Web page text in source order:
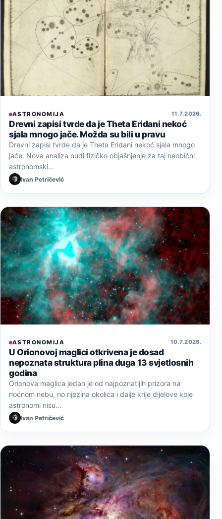
ASTRONOMIJA 11. 7. 2026.
Drevni zapisi tvrde da je Theta Eridani nekoć
sjala mnogo jače. Možda su bili u pravu
Drevni zapisi tvrde da je Theta Eridani nekoć sjala mnogo
jače. Nova analiza nudi fizičko objašnjenje za taj neobični
astronomski…
Ivan Petričević
ASTRONOMIJA 10. 7. 2026.
U Orionovoj maglici otkrivena je dosad
nepoznata struktura plina duga 13 svjetlosnih
godina
Orionova maglica jedan je od najpoznatijih prizora na
noćnom nebu, no njezina okolica i dalje krije dijelove koje
astronomi nisu…
Ivan Petričević